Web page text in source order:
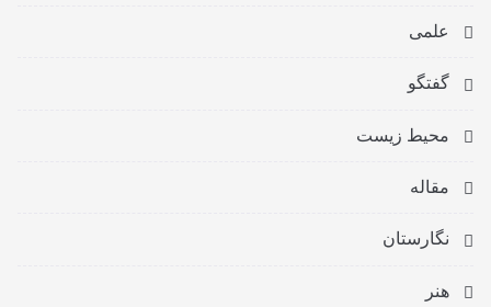
علمی
گفتگو
محیط زیست
مقاله
نگارستان
هنر